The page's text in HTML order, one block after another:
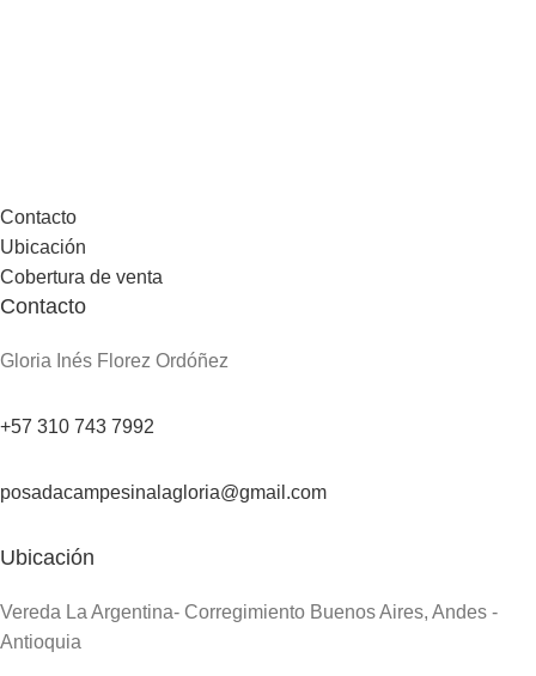
Contacto
Ubicación
Cobertura de venta
Contacto
Gloria Inés Florez Ordóñez
+57 310 743 7992
posadacampesinalagloria@gmail.com
Ubicación
Vereda La Argentina- Corregimiento Buenos Aires, Andes -
Antioquia